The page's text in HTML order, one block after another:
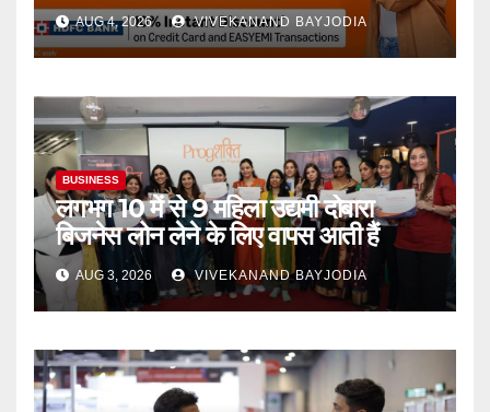
AUG 4, 2026 VIVEKANAND BAYJODIA
BUSINESS
लगभग 10 में से 9 महिला उद्यमी दोबारा
बिजनेस लोन लेने के लिए वापस आती हैं
AUG 3, 2026 VIVEKANAND BAYJODIA